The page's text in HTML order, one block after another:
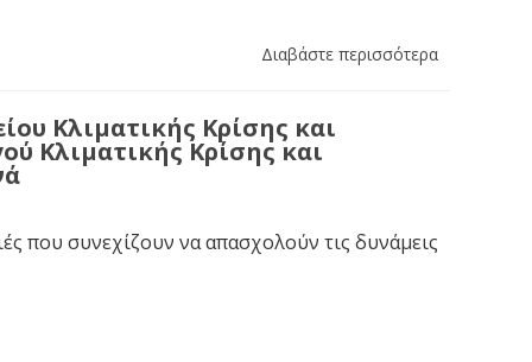
Διαβάστε περισσότερα
Κλιματικής Κρίσης και
Κλιματικής Κρίσης και
που συνεχίζουν να απασχολούν τις δυνάμεις